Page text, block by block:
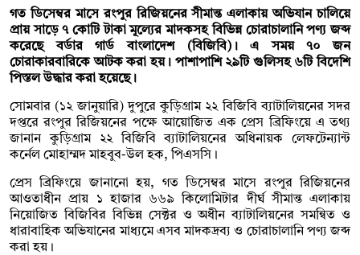
গত ডিসেম্বর মাসে রংপুর রিজিয়নের সীমান্ত এলাকায় অভিযান চালিয়ে
প্রায় সাড়ে ৭ কোটি টাকা মূল্যের মাদকসহ বিভিন্ন চোরাচালানি পণ্য জব্দ
করেছে বর্ডার গার্ড বাংলাদেশ (বিজিবি)। এ সময় ৭০ জন
চোরাকারবারিকে আটক করা হয়। পাশাপাশি ২৯টি গুলিসহ ৬টি বিদেশি
পিস্তল উদ্ধার করা হয়েছে।
সোমবার (১২ জানুয়ারি) দুপুরে কুড়িগ্রাম ২২ বিজিবি ব্যাটালিয়নের সদর
দপ্তরে রংপুর রিজিয়নের পক্ষে আয়োজিত এক প্রেস ব্রিফিংয়ে এ তথ্য
জানান কুড়িগ্রাম ২২ বিজিবি ব্যাটালিয়নের অধিনায়ক লেফটেন্যান্ট
কর্নেল মোহাম্মদ মাহবুব-উল হক, পিএসসি।
প্রেস ব্রিফিংয়ে জানানো হয়, গত ডিসেম্বর মাসে রংপুর রিজিয়নের
আওতাধীন প্রায় ১ হাজার ৬৬৯ কিলোমিটার দীর্ঘ সীমান্ত এলাকায়
নিয়োজিত বিজিবির বিভিন্ন সেক্টর ও অধীন ব্যাটালিয়নের সমন্বিত ও
ধারাবাহিক অভিযানের মাধ্যমে এসব মাদকদ্রব্য ও চোরাচালানি পণ্য জব্দ
করা হয়।